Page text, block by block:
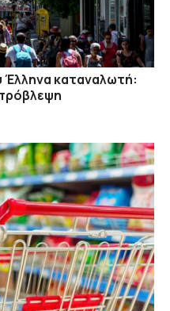
Έλληνα καταναλωτή: